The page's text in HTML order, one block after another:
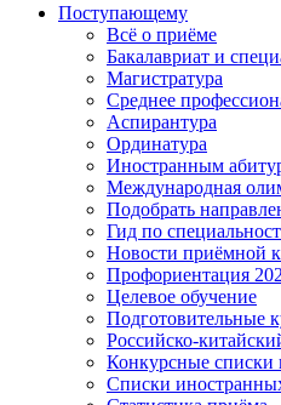
Поступающему
Всё о приёме
Бакалавриат и
Магистратура
Среднее
Аспирантура
Ординатура
Иностранным
Международная
Подобрать
Гид по
Новости приёмной
Профориентация
Целевое обучение
Подготовительные
Российско-
Конкурсные
Списки